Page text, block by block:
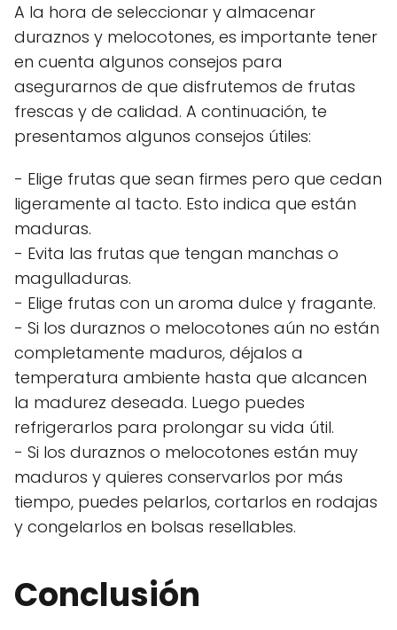
A la hora de seleccionar y almacenar
duraznos y melocotones, es importante tener
en cuenta algunos consejos para
asegurarnos de que disfrutemos de frutas
frescas y de calidad. A continuación, te
presentamos algunos consejos útiles:
- Elige frutas que sean firmes pero que cedan
ligeramente al tacto. Esto indica que están
maduras.
- Evita las frutas que tengan manchas o
magulladuras.
- Elige frutas con un aroma dulce y fragante.
- Si los duraznos o melocotones aún no están
completamente maduros, déjalos a
temperatura ambiente hasta que alcancen
la madurez deseada. Luego puedes
refrigerarlos para prolongar su vida útil.
- Si los duraznos o melocotones están muy
maduros y quieres conservarlos por más
tiempo, puedes pelarlos, cortarlos en rodajas
y congelarlos en bolsas resellables.
Conclusión